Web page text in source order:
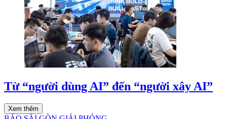
Từ “người dùng AI” đến “người xây AI”
Xem thêm